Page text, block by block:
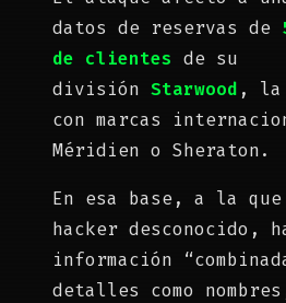
datos de reservas de
de clientes de su
división Starwood , la
con marcas
Méridien o Sheraton.
En esa base, a la
hacker desconocido,
información
detalles como